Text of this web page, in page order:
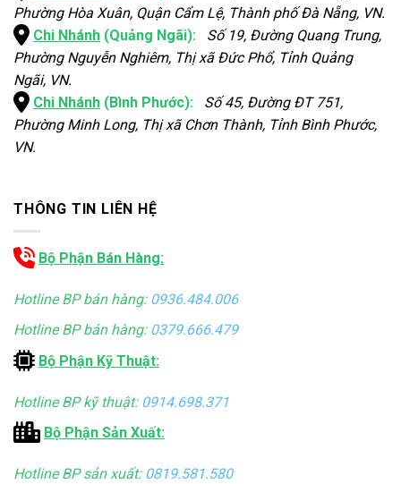
Phường Hòa Xuân, Quận Cẩm Lệ, Thành phố Đà Nẵng, VN.
Chi Nhánh (Quảng Ngãi): Số 19, Đường Quang Trung,
Phường Nguyễn Nghiêm, Thị xã Đức Phổ, Tỉnh Quảng
Ngãi, VN.
Chi Nhánh (Bình Phước): Số 45, Đường ĐT 751,
Phường Minh Long, Thị xã Chơn Thành, Tỉnh Bình Phước,
VN.
THÔNG TIN LIÊN HỆ
Bộ Phận Bán Hàng:
Hotline BP bán hàng: 0936.484.006
Hotline BP bán hàng: 0379.666.479
Bộ Phận Kỹ Thuật:
Hotline BP kỹ thuật: 0914.698.371
Bộ Phận Sản Xuất:
Hotline BP sản xuất: 0819.581.580